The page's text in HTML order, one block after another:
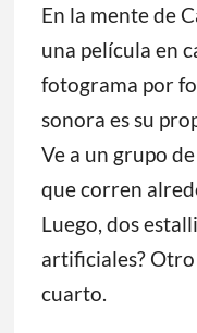
En la mente de
una película en
fotograma por
sonora es su
Ve a un grupo
que corren
Luego, dos
artificiales?
cuarto.